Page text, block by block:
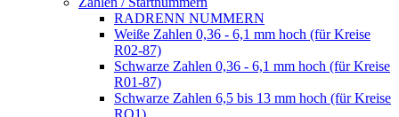
RADRENN NUMMERN
Weiße Zahlen 0,36 - 6,1 mm hoch (für Kreise
R02-87)
Schwarze Zahlen 0,36 - 6,1 mm hoch (für Kreise
R01-87)
Schwarze Zahlen 6,5 bis 13 mm hoch (für Kreise
RO1)